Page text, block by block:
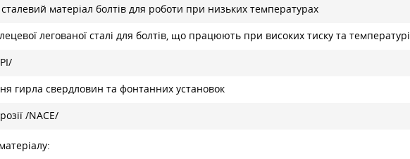
матеріал болтів для роботи при низьких температурах
легованої сталі для болтів, що працюють при високих тиску та температурі
гирла свердловин та фонтанних установок
/NACE/